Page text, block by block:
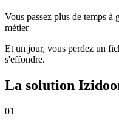
Vous passez plus de temps
métier
Et un jour, vous perdez un
s'effondre.
La solution
01